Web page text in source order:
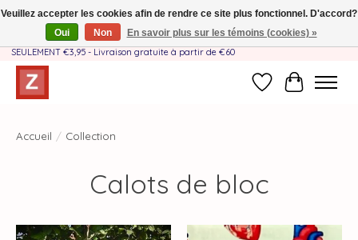
Fait à la main par une équipe mère-fille❤️ - Frais de livraison BE & NL
SEULEMENT €3,95 - Livraison gratuite à partir de €60
Liste dePanier
Accueil / Collection
Calots de bloc
Veuillez accepter les cookies afin de rendre ce site plus fonctionnel. D'accord?
Oui
Non En savoir plus sur les témoins (cookies) »